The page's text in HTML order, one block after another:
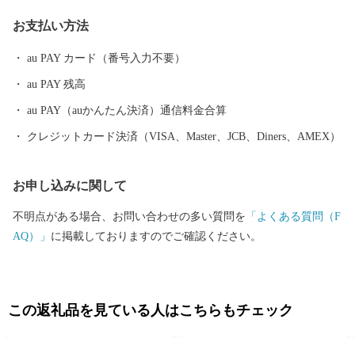
返還要求運動原点の地」として、これまで長きに渡り北方四島の
早期返還を願い、市民一丸となって世論の先頭に立ち、運動を展
ない課題が非常に山積しています。 すこしづつまちの活性化を目
指し歩みを進めてまいりますので、今後の根室市にご注目くださ
お支払い方法
au PAY カード（番号入力不要）
au PAY 残高
au PAY（auかんたん決済）通信料金合算
クレジットカード決済（VISA、Master、JCB、Diners、AMEX）
お申し込みに関して
不明点がある場合、お問い合わせの多い質問を 「よくある質問（F
AQ）」 に掲載しておりますのでご確認ください。
この返礼品を見ている人はこちらもチェック